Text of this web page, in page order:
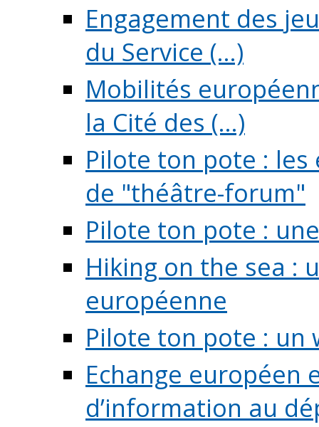
Engagement des
du Service (...)
Mobilités
la Cité des (...)
Pilote ton pote :
de "théâtre-forum"
Pilote ton pote :
Hiking on the sea :
européenne
Pilote ton pote : un
Echange européen
d’information au